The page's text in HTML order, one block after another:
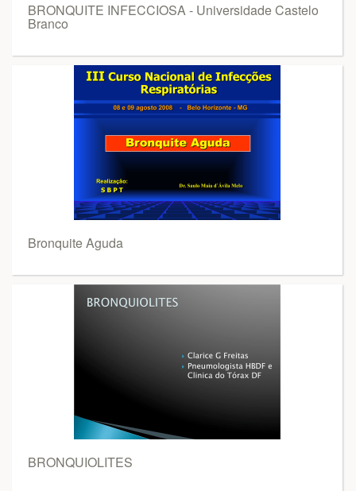
BRONQUITE INFECCIOSA - Universidade Castelo
Branco
Bronquite Aguda
BRONQUIOLITES